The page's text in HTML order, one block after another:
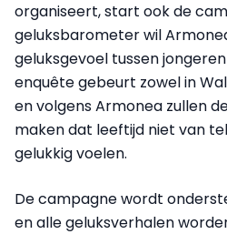
organiseert, start ook de
geluksbarometer wil
geluksgevoel tussen
enquête gebeurt zowel in
en volgens Armonea zullen
maken dat leeftijd niet van
gelukkig voelen.
De campagne wordt
en alle geluksverhalen